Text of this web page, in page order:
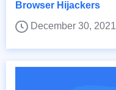
Browser Hijackers
December 30, 2021